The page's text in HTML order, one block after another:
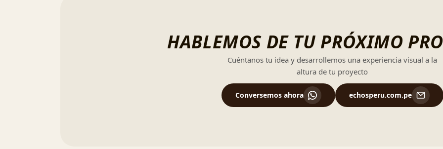
HABLEMOS DE TU PRÓXIMO
Cuéntanos tu idea y desarrollemos una experiencia visual a la
altura de tu proyecto
Conversemos ahora echosperu.com.pe